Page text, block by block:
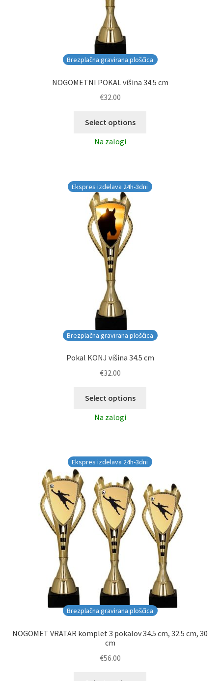
Brezplačna gravirana ploščica
NOGOMETNI POKAL višina 34.5 cm
€32.00
Select options
Na zalogi
Brezplačna gravirana ploščica
Ekspres izdelava 24h-3dni
Pokal KONJ višina 34.5 cm
€32.00
Select options
Na zalogi
Brezplačna gravirana ploščica
Ekspres izdelava 24h-3dni
NOGOMET VRATAR komplet 3 pokalov 34.5 cm, 32.5 cm, 30
cm
€56.00